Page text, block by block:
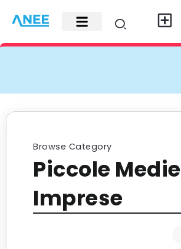
Browse Category
Piccole Medie
Imprese